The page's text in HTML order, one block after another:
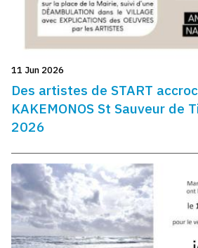
11 Jun 2026
Des artistes de START
KAKEMONOS St Sauveur de
2026